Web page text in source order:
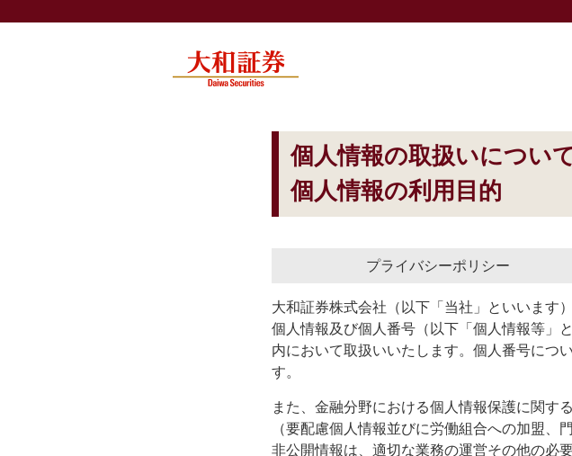
個人情報の取扱いについ
個人情報の利用目的
プライバシーポリシー
大和証券株式会社（以下「当社」といいます
個人情報及び個人番号（以下「個人情報等」
内において取扱いいたします。個人番号につ
す。
また、金融分野における個人情報保護に関す
（要配慮個人情報並びに労働組合への加盟
非公開情報は、適切な業務の運営その他の必